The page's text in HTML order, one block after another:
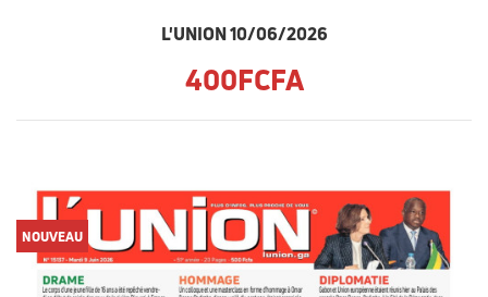
L'UNION 10/06/2026
400FCFA
NOUVEAU